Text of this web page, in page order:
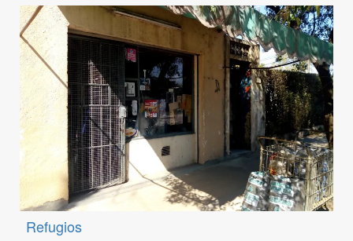
Refugios